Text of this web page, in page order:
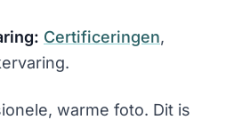
Certificeringen,
warme foto. Dit is